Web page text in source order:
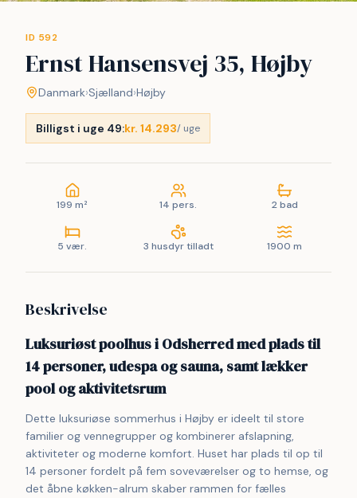
ID 592
Ernst Hansensvej 35, Højby
Danmark›Sjælland›Højby
Billigst i uge 49:kr. 14.293/ uge
199 m² 14 pers. 2 bad
5 vær. 3 husdyr tilladt 1900 m
Beskrivelse
Luksuriøst poolhus i Odsherred med plads til
14 personer, udespa og sauna, samt lækker
pool og aktivitetsrum
Dette luksuriøse sommerhus i Højby er ideelt til store
familier og vennegrupper og kombinerer afslapning,
aktiviteter og moderne komfort. Huset har plads til op til
14 personer fordelt på fem soveværelser og to hemse, og
det åbne køkken-alrum skaber rammen for fælles